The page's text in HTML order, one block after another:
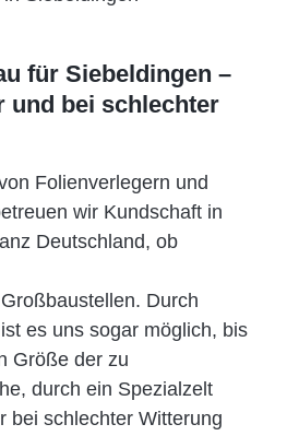
für Siebeldingen –
und bei schlechter
Folienverlegern und
wir Kundschaft in
Deutschland, ob
Durch
es uns sogar möglich, bis
Größe der zu
durch ein Spezi­alzelt
bei schlechter Witterung